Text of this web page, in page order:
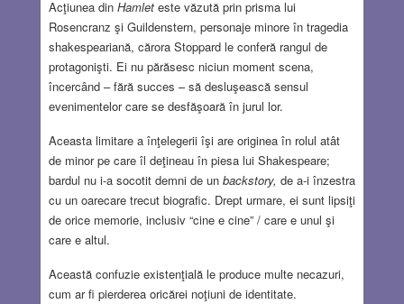
Acţiunea din Hamleteste văzută prin prisma lui
Rosencranz şi Guildenstern, personaje minore în tragedia
shakespeariană, cărora Stoppard le conferă rangul de
protagonişti. Ei nu părăsesc niciun moment scena,
încercând – fără succes – să desluşească sensul
evenimentelor care se desfăşoară în jurul lor.
Aceasta limitare a înţelegerii îşi are originea în rolul atât
de minor pe care îl deţineau în piesa lui Shakespeare;
bardul nu i-a socotit demni de unbackstory, de a-i înzestra
cu un oarecare trecut biografic. Drept urmare, ei sunt lipsiţi
de orice memorie, inclusiv “cine e cine” / care e unul şi
care e altul.
Această confuzie existenţială le produce multe necazuri,
cum ar fi pierderea oricărei noţiuni de identitate.